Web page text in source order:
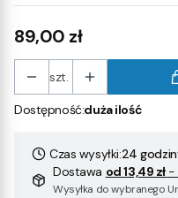
Cena
89,00 zł
szt.
Dostępność:duża ilość
Czas wysyłki:24
Dostawa od 13,49 zł -
Wysyłka do wybranego